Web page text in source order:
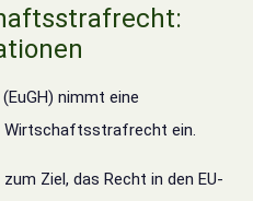
nimmt eine
Wirtschaftsstrafrecht ein.
Ziel, das Recht in den EU-